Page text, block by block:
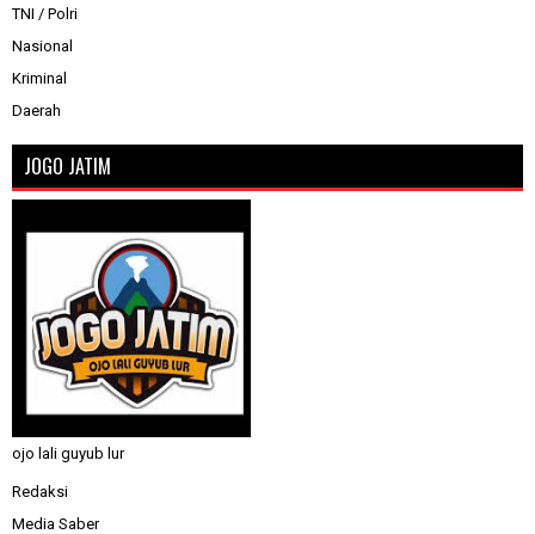
TNI / Polri
Nasional
Kriminal
Daerah
JOGO JATIM
ojo lali guyub lur
Redaksi
Media Saber